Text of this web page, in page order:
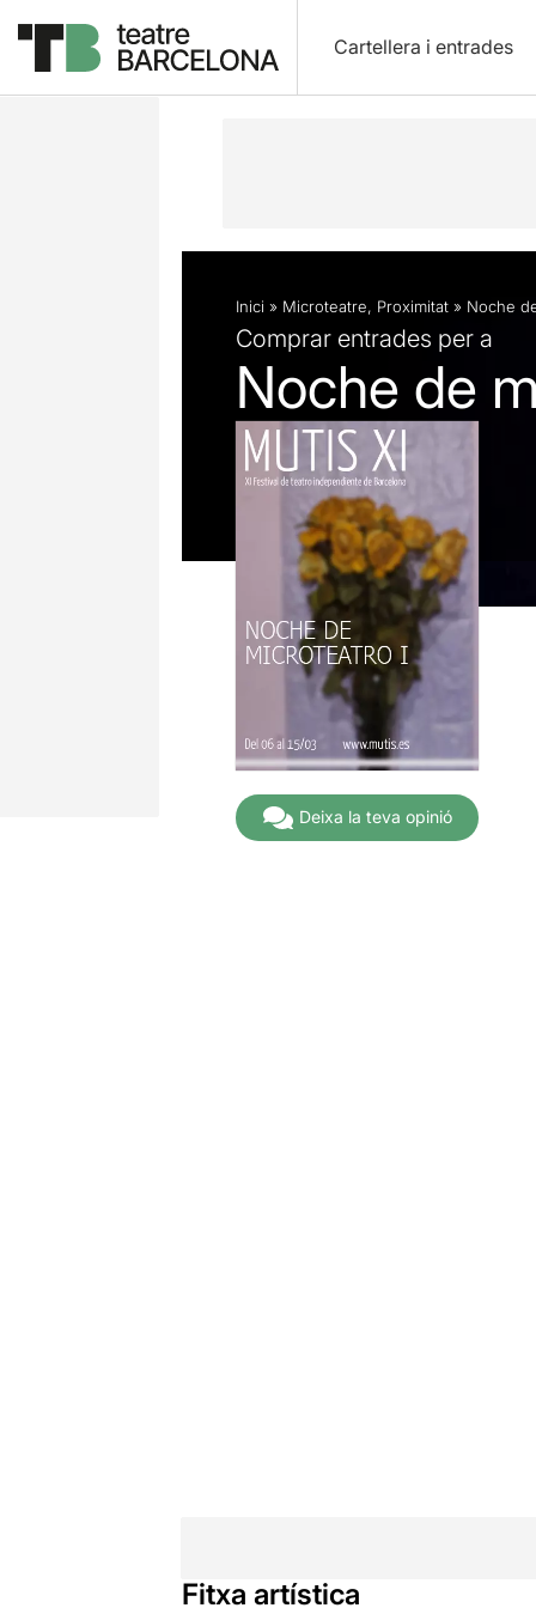
Cartellera i entrades
Descripció Fitxa artística Fotos i
Inici » Microteatre, Proximitat » Noche
Comprar entrades per a
Noche de
Deixa la teva opinió
Fitxa artística